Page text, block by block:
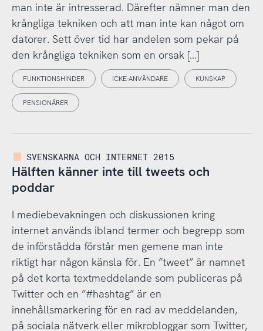
man inte är intresserad. Därefter nämner man den
krångliga tekniken och att man inte kan något om
datorer. Sett över tid har andelen som pekar på
den krångliga tekniken som en orsak […]
FUNKTIONSHINDER ICKE-ANVÄNDARE KUNSKAP
PENSIONÄRER
SVENSKARNA OCH INTERNET 2015
Hälften känner inte till tweets och
poddar
I mediebevakningen och diskussionen kring
internet används ibland termer och begrepp som
de införstådda förstår men gemene man inte
riktigt har någon känsla för. En ”tweet” är namnet
på det korta textmeddelande som publiceras på
Twitter och en ”#hashtag” är en
innehållsmarkering för en rad av meddelanden,
på sociala nätverk eller mikrobloggar som Twitter,